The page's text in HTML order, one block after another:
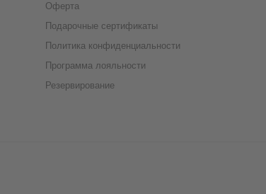
Оферта
Подарочные сертификаты
Политика конфиденциальности
Программа лояльности
Резервирование